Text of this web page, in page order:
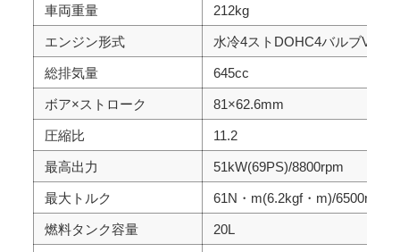
車両重量 212kg
エンジン形式 水冷4ストDOHC4バルブV型2
総排気量 645cc
ボア×ストローク 81×62.6mm
圧縮比 11.2
最高出力 51kW(69PS)/8800rpm
最大トルク 61N・m(6.2kgf・m)/6500rpm
燃料タンク容量 20L